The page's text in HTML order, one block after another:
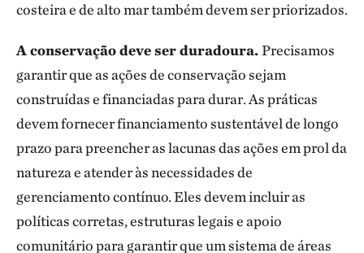
costeira e de alto mar também devem ser priorizados.
A conservação deve ser duradoura.Precisamos
garantir que as ações de conservação sejam
construídas e financiadas para durar. As práticas
devem fornecer financiamento sustentável de longo
prazo para preencher as lacunas das ações em prol da
natureza e atender às necessidades de
gerenciamento contínuo. Eles devem incluir as
políticas corretas, estruturas legais e apoio
comunitário para garantir que um sistema de áreas